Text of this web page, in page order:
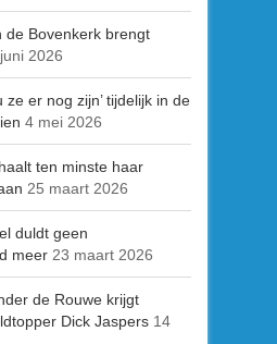
de Bovenkerk brengt
2026
ze er nog zijn’ tijdelijk in de
4 mei 2026
ten minste haar
25 maart 2026
duldt geen
meer 23 maart 2026
de Rouwe krijgt
Dick Jaspers 14